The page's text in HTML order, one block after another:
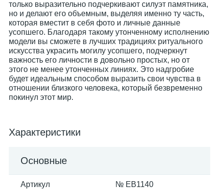
только выразительно подчеркивают силуэт памятника,
но и делают его объемным, выделяя именно ту часть,
которая вместит в себя фото и личные данные
усопшего. Благодаря такому утонченному исполнению
модели вы сможете в лучших традициях ритуального
искусства украсить могилу усопшего, подчеркнут
важность его личности в довольно простых, но от
этого не менее утонченных линиях. Это надгробие
будет идеальным способом выразить свои чувства в
отношении близкого человека, который безвременно
покинул этот мир.
Характеристики
Основные
Артикул № EB1140